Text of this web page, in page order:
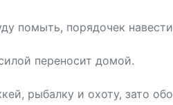
помыть, порядочек
переносит домой.
рыбалку и охоту, зато